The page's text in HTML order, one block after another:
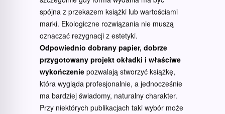
spójna z przekazem książki lub wartościami
marki. Ekologiczne rozwiązania nie muszą
oznaczać rezygnacji z estetyki.
Odpowiednio dobrany papier, dobrze
przygotowany projekt okładki i właściwe
wykończenie pozwalają stworzyć książkę,
która wygląda profesjonalnie, a jednocześnie
ma bardziej świadomy, naturalny charakter.
Przy niektórych publikacjach taki wybór może